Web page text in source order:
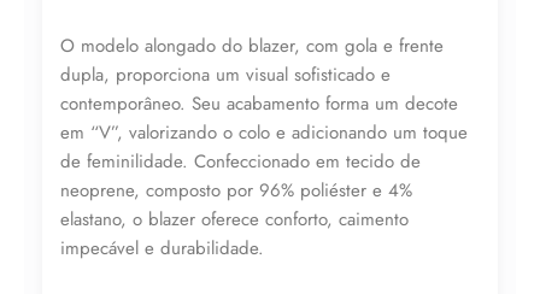
O modelo alongado do blazer, com gola e frente
dupla, proporciona um visual sofisticado e
contemporâneo. Seu acabamento forma um decote
em “V”, valorizando o colo e adicionando um toque
de feminilidade. Confeccionado em tecido de
neoprene, composto por 96% poliéster e 4%
elastano, o blazer oferece conforto, caimento
impecável e durabilidade.